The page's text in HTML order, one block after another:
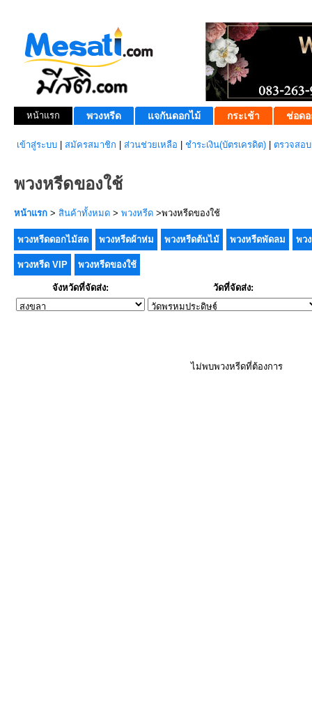
หน้าแรก พวงหรีด แจกันดอกไม้ กระเช้า ช่อดอ
เข้าสู่ระบบ สมัครสมาชิก ส่วนช่วยเหลือ ชำระเงิน(บัตรเครดิต) ตรวจสอ
พวงหรีดของใช้
หน้าแรก > สินค้าทั้งหมด > พวงหรีด >พวงหรีดของใช้
พวงหรีดดอกไม้สด พวงหรีดผ้าห่ม พวงหรีดต้นไม้ พวงหรีดพัดลม พว
พวงหรีด VIP พวงหรีดของใช้
จังหวัดที่จัดส่ง: วัดที่จัดส่ง:
ไม่พบพวงหรีดที่ต้องการ